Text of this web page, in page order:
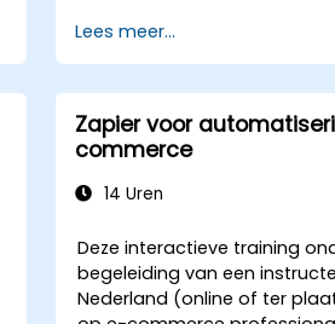
van DAG’s.
Monitoring- en
integreren om de
van het systeem te
Airflow-configuraties te
voor prestaties en
Beveiligingsrichtlijnen
omgevingen.
Lees meer...
Zapier voor
commerce
14 Uren
Deze interactieve training
begeleiding van een
Nederland (online of ter